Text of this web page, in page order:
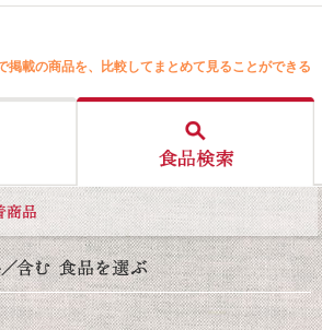
掲載の商品を、比較してまとめて見ることができる